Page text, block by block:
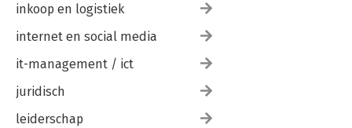
inkoop en logistiek
internet en social media
it-management / ict
juridisch
leiderschap